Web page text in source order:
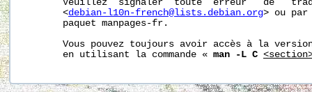
Veuillez  signaler  toute  erreur   de
       <
debian-l10n-french@lists.debian.org> ou par
       paquet manpages-fr.
Vous pouvez toujours avoir accès à la
       en utilisant la commande «
man -L C